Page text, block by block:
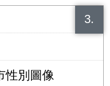
3.
性別圖像